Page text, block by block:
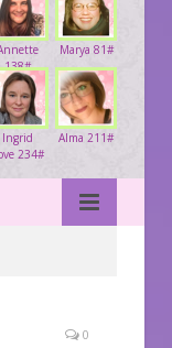
Marya 81#
138#
Alma 211#
Ingrid
234#
0